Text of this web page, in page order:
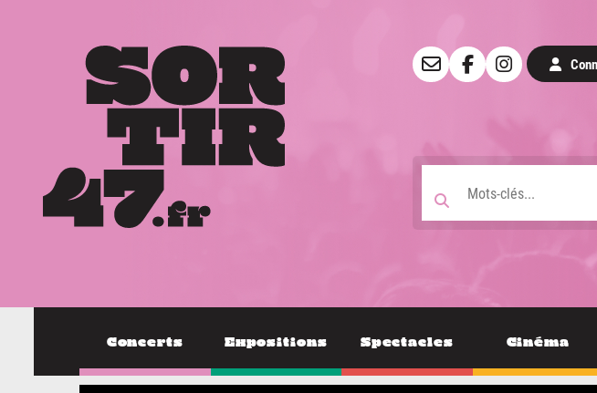
Concerts Expositions Spectacles Cinéma